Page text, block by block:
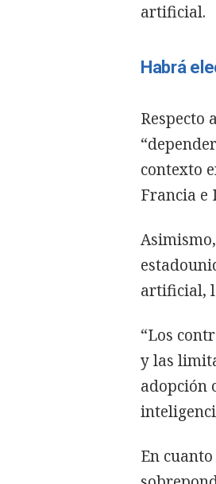
artificial.
Habrá
Respecto
contexto
Francia e
artificial,
“Los
y las
adopción
En